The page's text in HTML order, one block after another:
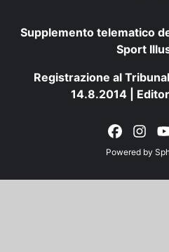
Supplemento telematico
Sport
Registrazione al
14.8.2014 |
Powered by